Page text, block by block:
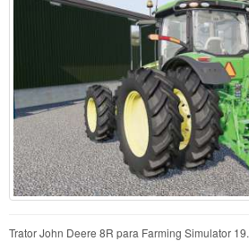
Trator John Deere 8R para Farming Simulator 19.